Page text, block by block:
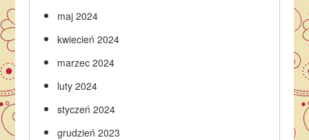
maj 2024
kwiecień 2024
marzec 2024
luty 2024
styczeń 2024
grudzień 2023